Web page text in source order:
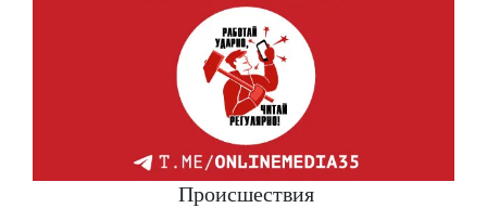
Происшествия